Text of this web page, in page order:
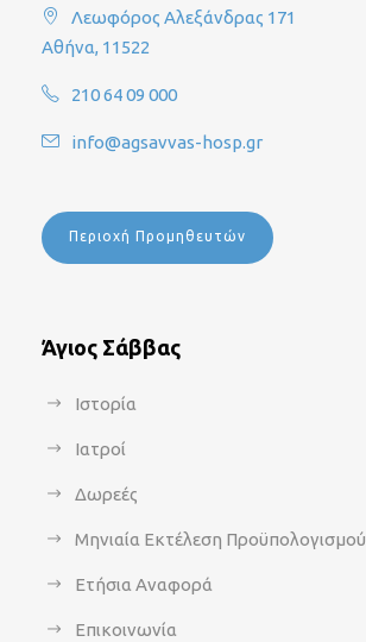
Λεωφόρος Αλεξάνδρας 171
Αθήνα, 11522
210 64 09 000
info@agsavvas-hosp.gr
Περιοχή Προμηθευτών
Άγιος Σάββας
Ιστορία
Ιατροί
Δωρεές
Μηνιαία Εκτέλεση Προϋπολογισμού
Ετήσια Αναφορά
Επικοινωνία